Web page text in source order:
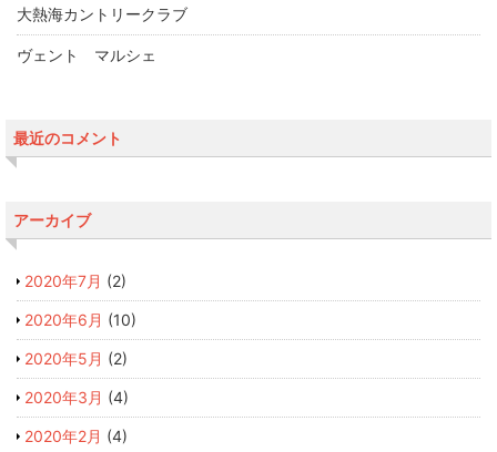
大熱海カントリークラブ
ヴェント マルシェ
最近のコメント
アーカイブ
2020年7月 (2)
2020年6月 (10)
2020年5月 (2)
2020年3月 (4)
2020年2月 (4)